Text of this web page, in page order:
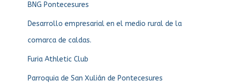
BNG Pontecesures
Desarrollo empresarial en el medio rural de la
comarca de caldas.
Furia Athletic Club
Parroquia de San Xulián de Pontecesures